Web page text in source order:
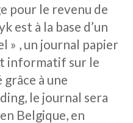
pour le revenu de
est à la base d’un
» , un journal papier
informatif sur le
grâce à une
le journal sera
Belgique, en